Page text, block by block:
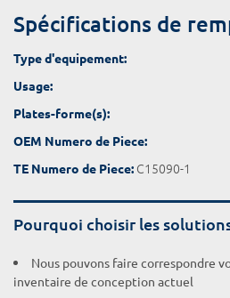
Spécifications de
Type d'equipement:
Usage:
Plates-forme(s):
OEM Numero de Piece:
TE Numero de Piece: C15090-1
Pourquoi choisir les
Nous pouvons faire correspondre
inventaire de conception actuel